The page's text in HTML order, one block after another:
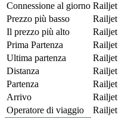
Connessione al giorno Railjet
Prezzo più basso
Railjet
Il prezzo più alto
Railjet
Prima Partenza
Railjet
Ultima partenza
Railjet
Distanza
Railjet
Partenza
Railjet
Arrivo
Railjet
Operatore di viaggio
Railjet